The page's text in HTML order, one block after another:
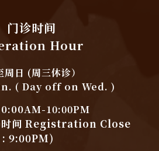
门诊时间
Hour
周日 (周三休诊）
( Day off on Wed. )
10:00PM
时间 Registration Close
: 9:00PM)